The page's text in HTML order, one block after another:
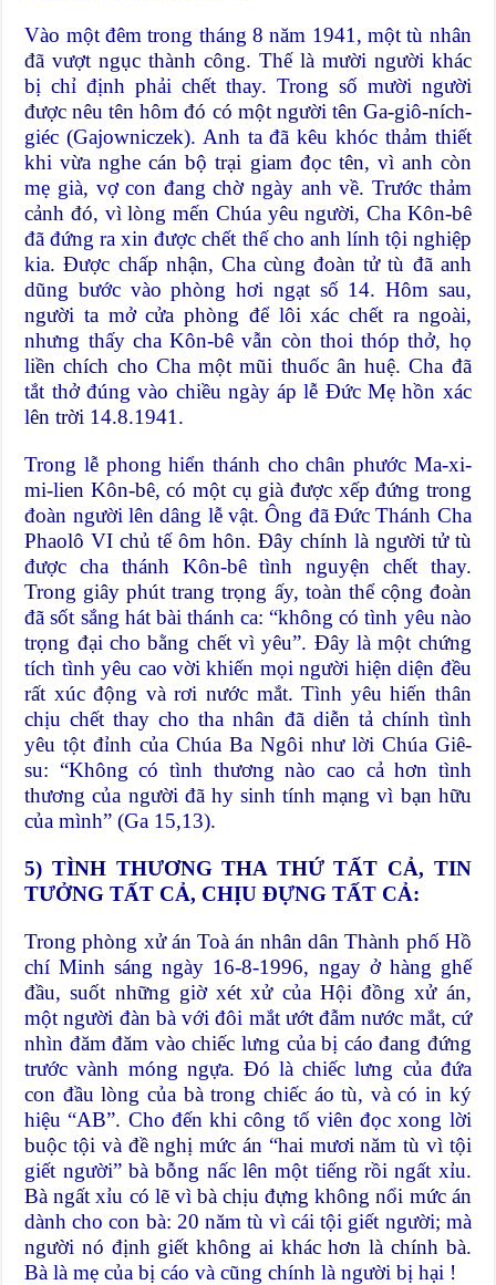
Vào một đêm trong tháng 8 năm 1941, một tù nhân
đã vượt ngục thành công. Thế là mười người khác
bị chỉ định phải chết thay. Trong số mười người
được nêu tên hôm đó có một người tên Ga-giô-ních-
giéc (Gajowniczek). Anh ta đã kêu khóc thảm thiết
khi vừa nghe cán bộ trại giam đọc tên, vì anh còn
mẹ già, vợ con đang chờ ngày anh về. Trước thảm
cảnh đó, vì lòng mến Chúa yêu người, Cha Kôn-bê
đã đứng ra xin được chết thế cho anh lính tội nghiệp
kia. Được chấp nhận, Cha cùng đoàn tử tù đã anh
dũng bước vào phòng hơi ngạt số 14. Hôm sau,
người ta mở cửa phòng để lôi xác chết ra ngoài,
nhưng thấy cha Kôn-bê vẫn còn thoi thóp thở, họ
liền chích cho Cha một mũi thuốc ân huệ. Cha đã
tắt thở đúng vào chiều ngày áp lễ Đức Mẹ hồn xác
lên trời 14.8.1941.
Trong lễ phong hiển thánh cho chân phước Ma-xi-
mi-lien Kôn-bê, có một cụ già được xếp đứng trong
đoàn người lên dâng lễ vật. Ông đã Đức Thánh Cha
Phaolô VI chủ tế ôm hôn. Đây chính là người tử tù
được cha thánh Kôn-bê tình nguyện chết thay.
Trong giây phút trang trọng ấy, toàn thể cộng đoàn
đã sốt sắng hát bài thánh ca: “không có tình yêu nào
trọng đại cho bằng chết vì yêu”. Đây là một chứng
tích tình yêu cao vời khiến mọi người hiện diện đều
rất xúc động và rơi nước mắt. Tình yêu hiến thân
chịu chết thay cho tha nhân đã diễn tả chính tình
yêu tột đỉnh của Chúa Ba Ngôi như lời Chúa Giê-
su: “Không có tình thương nào cao cả hơn tình
thương của người đã hy sinh tính mạng vì bạn hữu
của mình” (Ga 15,13).
5) TÌNH THƯƠNG THA THỨ TẤT CẢ, TIN
TƯỞNG TẤT CẢ, CHỊU ĐỰNG TẤT CẢ:
Trong phòng xử án Toà án nhân dân Thành phố Hồ
chí Minh sáng ngày 16-8-1996, ngay ở hàng ghế
đầu, suốt những giờ xét xử của Hội đồng xử án,
một người đàn bà với đôi mắt ướt đẫm nước mắt, cứ
nhìn đăm đăm vào chiếc lưng của bị cáo đang đứng
trước vành móng ngựa. Đó là chiếc lưng của đứa
con đầu lòng của bà trong chiếc áo tù, và có in ký
hiệu “AB”. Cho đến khi công tố viên đọc xong lời
buộc tội và đề nghị mức án “hai mươi năm tù vì tội
giết người” bà bỗng nấc lên một tiếng rồi ngất xỉu.
Bà ngất xỉu có lẽ vì bà chịu đựng không nổi mức án
dành cho con bà: 20 năm tù vì cái tội giết người; mà
người nó định giết không ai khác hơn là chính bà.
Bà là mẹ của bị cáo và cũng chính là người bị hại !